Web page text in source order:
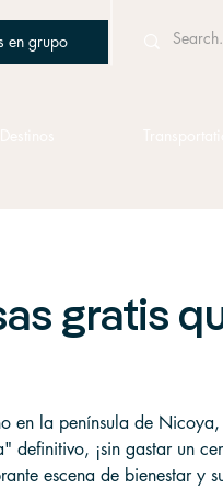
en grupo
gratis
en la península de
definitivo, ¡sin gastar un
escena de bienestar y